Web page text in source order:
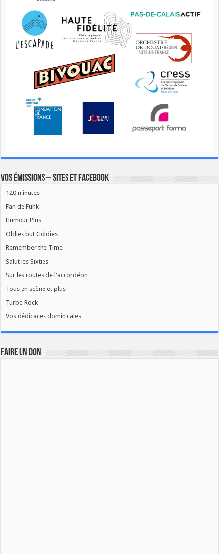
Vos émissions – Sites et Facebook
120 minutes
Fan de Funk
Humour Plus
Oldies but Goldies
Remember the Time
Salut les Sixties
Sur les routes de l'accordéon
Tous en scène et plus
Turbo Rock
Vos dédicaces dominicales
FAIRE UN DON